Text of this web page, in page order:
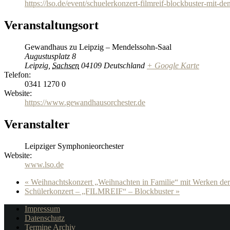
https://lso.de/event/schuelerkonzert-filmreif-blockbuster-mit-
Veranstaltungsort
Gewandhaus zu Leipzig – Mendelssohn-Saal
Augustusplatz 8
Leipzig Sachsen 04109 Deutschland + Google Karte
Telefon:
0341 1270 0
Website:
https://www.gewandhausorchester.de
Veranstalter
Leipziger Symphonieorchester
Website:
www.lso.de
« Weihnachtskonzert „Weihnachten in Familie“ mit Werken
Schülerkonzert – „FILMREIF“ – Blockbuster »
Impressum
Datenschutz
Termine Archiv